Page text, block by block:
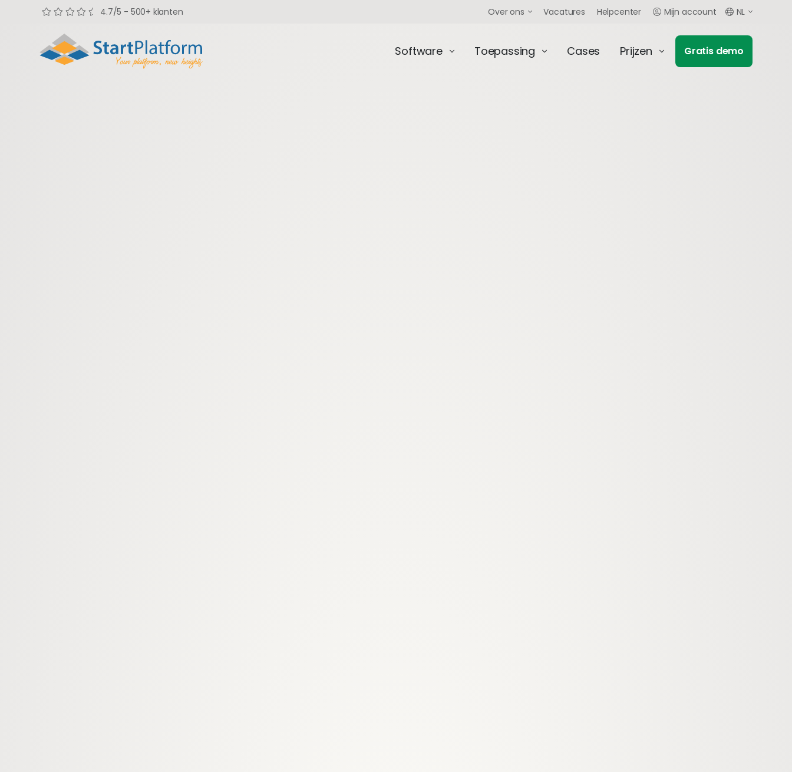
4.7/5 - 500+ klanten Over ons Vacatures Helpcenter Mijn account NL
Software Toepassing Cases Prijzen Gratis demo